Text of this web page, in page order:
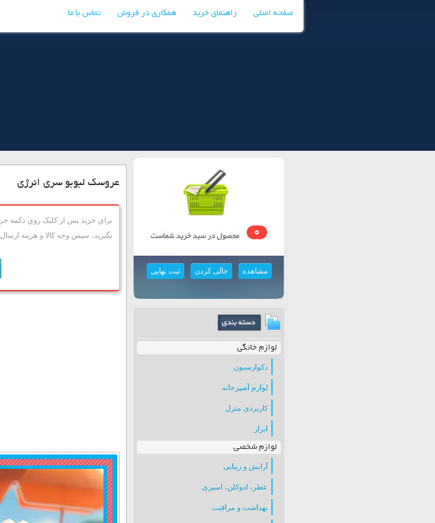
صفحه اصلی راهنمای خرید همکاری در فروش تماس با ما
0
مشاهده خالی کردن ثبت نهایی
لوازم خانگی
دکوارسیون
لوازم آشپزخانه
کاربردی منزل
ابزار
لوازم شخصی
آرایش و زیبایی
عطر، ادوکلن، اسپری
بهداشت و مراقبت
عروسک لبوبو سری انرژی
براي خريد پس از کليک روي دکمه
بگيريد، سپس وجه کالا و هزينه